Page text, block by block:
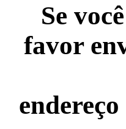
Se
favor